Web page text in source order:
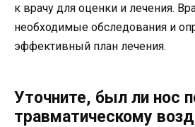
к врачу для оценки и лечения.
необходимые обследования и
эффективный план лечения.
Уточните, был ли нос
травматическому